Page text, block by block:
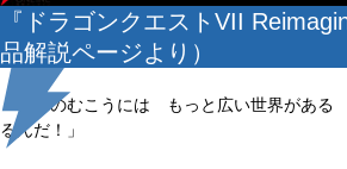
『ドラゴンクエストVII
品解説ページより）
「海のむこうには もっと広い世界があ
るんだ！」